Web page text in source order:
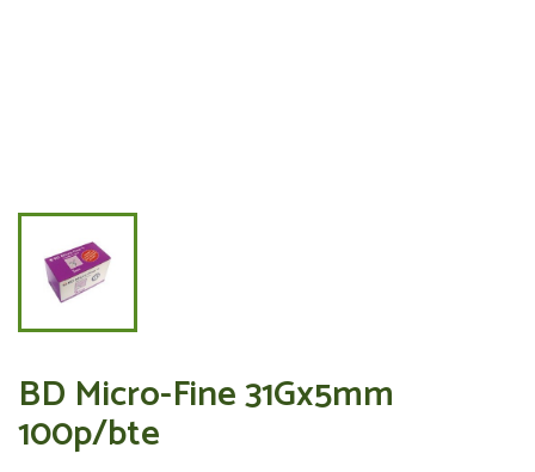
BD Micro-Fine 31Gx5mm
100p/bte